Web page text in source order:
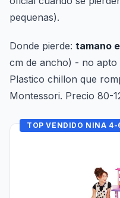
pequenas).
Donde pierde: tamano
cm de ancho) - no apto
Plastico chillon que
Montessori. Precio 80-
TOP VENDIDO NINA 4-